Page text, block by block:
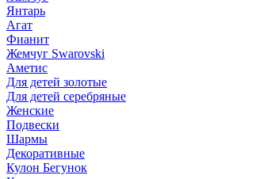
Янтарь
Агат
Фианит
Жемчуг Swarovski
Аметис
Для детей золотые
Для детей серебряные
Женские
Подвески
Шармы
Декоративные
Кулон Бегунок